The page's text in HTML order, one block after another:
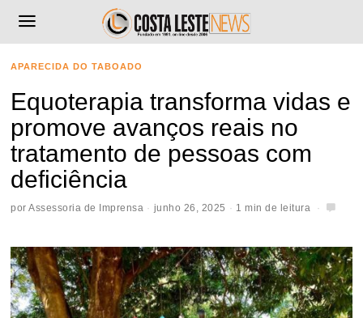
APARECIDA DO TABOADO
Equoterapia transforma vidas e
promove avanços reais no
tratamento de pessoas com
deficiência
porAssessoria de Imprensa junho 26, 2025 1 min de leitura